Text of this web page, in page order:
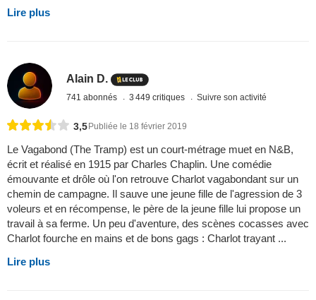
Lire plus
Alain D.
741 abonnés 3 449 critiques Suivre son activité
3,5Publiée le 18 février 2019
Le Vagabond (The Tramp) est un court-métrage muet en N&B,
écrit et réalisé en 1915 par Charles Chaplin. Une comédie
émouvante et drôle où l'on retrouve Charlot vagabondant sur un
chemin de campagne. Il sauve une jeune fille de l'agression de 3
voleurs et en récompense, le père de la jeune fille lui propose un
travail à sa ferme. Un peu d'aventure, des scènes cocasses avec
Charlot fourche en mains et de bons gags : Charlot trayant ...
Lire plus